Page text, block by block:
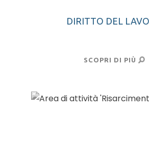
DIRITTO DEL
SCOPRI DI PIÙ